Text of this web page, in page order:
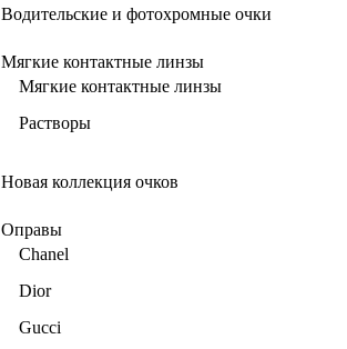
Водительские и фотохромные очки
Мягкие контактные линзы
Мягкие контактные линзы
Растворы
Новая коллекция очков
Оправы
Chanel
Dior
Gucci